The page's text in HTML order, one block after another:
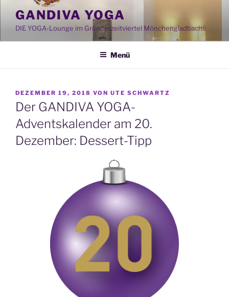
Inhalt
springen
GANDIVA YOGA
DIE YOGA-Lounge im Gründerzeitviertel Mönchengladbachs
Menü
VERÖFFENTLICHT
AM
DEZEMBER 19, 2018 VON UTE SCHWARTZ
Der GANDIVA YOGA-
Adventskalender am 20.
Dezember: Dessert-Tipp